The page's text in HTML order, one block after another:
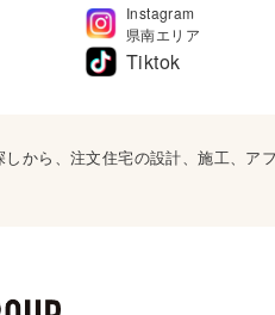
Instagram
県南エリア
Tiktok
から、注文住宅の設計、施工、ア